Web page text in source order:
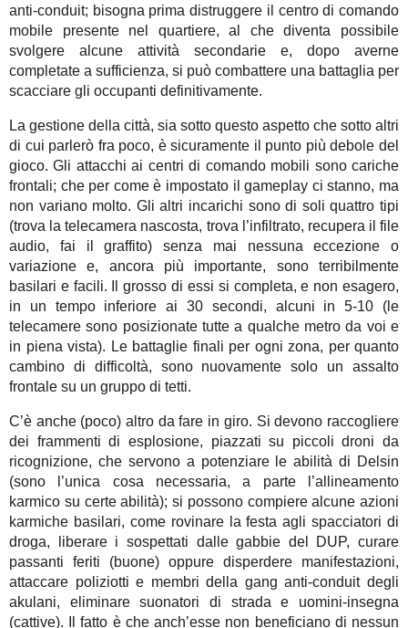
anti-conduit; bisogna prima distruggere il centro di comando
mobile presente nel quartiere, al che diventa possibile
svolgere alcune attività secondarie e, dopo averne
completate a sufficienza, si può combattere una battaglia per
scacciare gli occupanti definitivamente.
La gestione della città, sia sotto questo aspetto che sotto altri
di cui parlerò fra poco, è sicuramente il punto più debole del
gioco. Gli attacchi ai centri di comando mobili sono cariche
frontali; che per come è impostato il gameplay ci stanno, ma
non variano molto. Gli altri incarichi sono di soli quattro tipi
(trova la telecamera nascosta, trova l’infiltrato, recupera il file
audio, fai il graffito) senza mai nessuna eccezione o
variazione e, ancora più importante, sono terribilmente
basilari e facili. Il grosso di essi si completa, e non esagero,
in un tempo inferiore ai 30 secondi, alcuni in 5-10 (le
telecamere sono posizionate tutte a qualche metro da voi e
in piena vista). Le battaglie finali per ogni zona, per quanto
cambino di difficoltà, sono nuovamente solo un assalto
frontale su un gruppo di tetti.
C’è anche (poco) altro da fare in giro. Si devono raccogliere
dei frammenti di esplosione, piazzati su piccoli droni da
ricognizione, che servono a potenziare le abilità di Delsin
(sono l’unica cosa necessaria, a parte l’allineamento
karmico su certe abilità); si possono compiere alcune azioni
karmiche basilari, come rovinare la festa agli spacciatori di
droga, liberare i sospettati dalle gabbie del DUP, curare
passanti feriti (buone) oppure disperdere manifestazioni,
attaccare poliziotti e membri della gang anti-conduit degli
akulani, eliminare suonatori di strada e uomini-insegna
(cattive). Il fatto è che anch’esse non beneficiano di nessun